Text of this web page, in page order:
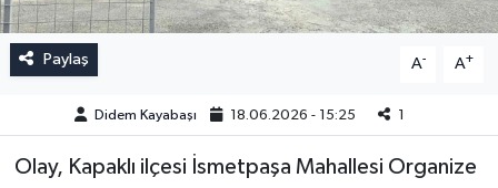
Paylaş A- A+
Didem Kayabaşı 18.06.2026 - 15:25 1
Olay, Kapaklı ilçesi İsmetpaşa Mahallesi Organize